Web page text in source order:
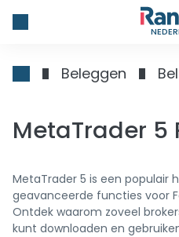
Beleggen
MetaTrader 5
MetaTrader 5 is een populair
geavanceerde functies voor
Ontdek waarom zoveel
kunt downloaden en